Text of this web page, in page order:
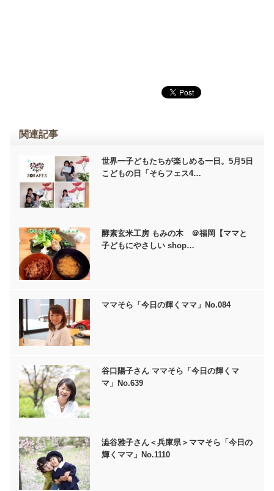
関連記事
世界一子どもたちが楽しめる一日。5月5日
こどもの日「そらフェス4…
酵素玄米工房 もみの木 ＠福岡【ママと
子どもにやさしい shop…
ママそら「今日の輝くママ」No.084
谷口陽子さん ママそら「今日の輝くマ
マ」No.639
澁谷雅子さん＜兵庫県＞ママそら「今日の
輝くママ」No.1110